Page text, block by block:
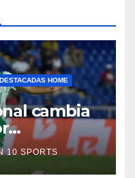
DESTACADAS HOME
cambia
por
10 SPORTS